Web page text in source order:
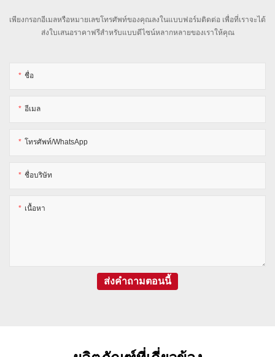
เพียงกรอกอีเมลหรือหมายเลขโทรศัพท์ของคุณลงในแบบฟอร์มติดต่อ เพื่อที่เราจะได้
ส่งใบเสนอราคาฟรีสำหรับแบบดีไซน์หลากหลายของเราให้คุณ
ชื่อ
อีเมล
โทรศัพท์/WhatsApp
ชื่อบริษัท
เนื้อหา
ส่งคำถามตอนนี้